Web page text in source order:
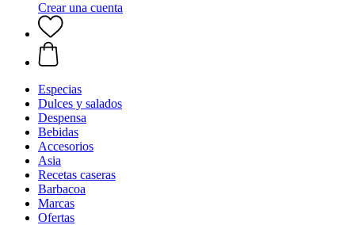
Crear una cuenta
Especias
Dulces y salados
Despensa
Bebidas
Accesorios
Asia
Recetas caseras
Barbacoa
Marcas
Ofertas